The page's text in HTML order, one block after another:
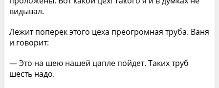
видывал.
Лежит поперек этого цеха преогромная труба. Ваня
и говорит:
— Это на шею нашей цапле пойдет. Таких труб
шесть надо.